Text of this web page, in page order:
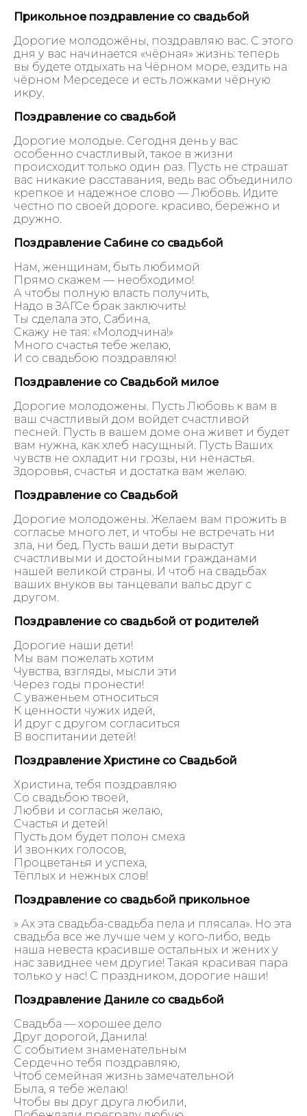
Прикольное поздравление со свадьбой
Дорогие молодожёны, поздравляю вас. С этого
дня у вас начинается «чёрная» жизнь: теперь
вы будете отдыхать на Чёрном море, ездить на
чёрном Мерседесе и есть ложками чёрную
икру.
Поздравление со свадьбой
Дорогие молодые. Сегодня день y вас
особенно счастливый, такое в жизни
происходит только один pаз. Пусть не страшат
вас никакие расставания, ведь вас объединило
крепкое и надежное слово — Любовь. Идите
честно по своей дороге. красиво, бережно и
дружно.
Поздравление Сабине со свадьбой
Нам, женщинам, быть любимой
Прямо скажем — необходимо!
А чтобы полную власть получить,
Надо в ЗАГСе брак заключить!
Ты сделала это, Сабина,
Скажу не тая: «Молодчина!»
Много счастья тебе желаю,
И со свадьбою поздравляю!
Поздравление со Свадьбой милое
Дорогие молодожены. Пусть Любовь к вам в
ваш счастливый дом войдет счастливой
песней. Пусть в вашем доме она живет и будет
вам нужна, как хлеб насущный. Пусть Ваших
чувств не охладит ни грозы, ни ненастья.
Здоровья, счастья и достатка вам желаю.
Поздравление со Свадьбой
Дорогие молодожены. Желаем вам прожить в
согласье много лет, и чтобы не встречать ни
зла, ни бед. Пусть ваши дети вырастут
счастливыми и достойными гражданами
нашей великой страны. И чтоб на свадьбах
ваших внуков вы танцевали вальс друг с
другом.
Поздравление со свадьбой от родителей
Дорогие наши дети!
Мы вам пожелать хотим
Чувства, взгляды, мысли эти
Через годы пронести!
С уваженьем относиться
К ценности чужих идей,
И друг с другом согласиться
В воспитании детей!
Поздравление Христине со Свадьбой
Христина, тебя поздравляю
Со свадьбою твоей,
Любви и согласья желаю,
Счастья и детей!
Пусть дом будет полон смеха
И звонких голосов,
Процветанья и успеха,
Тёплых и нежных слов!
Поздравление со свадьбой прикольное
» Ах эта свадьба-свадьба пела и плясала». Но эта
свадьба все же лучше чем у кого-либо, ведь
наша невеста красивше остальных и жених у
нас завиднее чем другие! Такая красивая пара
только у нас! С праздником, дорогие наши!
Поздравление Даниле со свадьбой
Свадьба — хорошее дело
Друг дорогой, Данила!
С событием знаменательным
Сердечно тебя поздравляю,
Чтоб семейная жизнь замечательной
Была, я тебе желаю!
Чтобы вы друг друга любили,